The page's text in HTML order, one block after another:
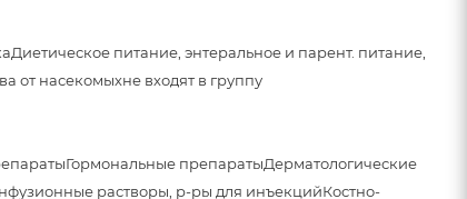
Диетическое питание, энтеральное и парент. питание,
от насекомыхне входят в группу
Гормональные препаратыДерматологические
растворы, р-ры для инъекцийКостно-